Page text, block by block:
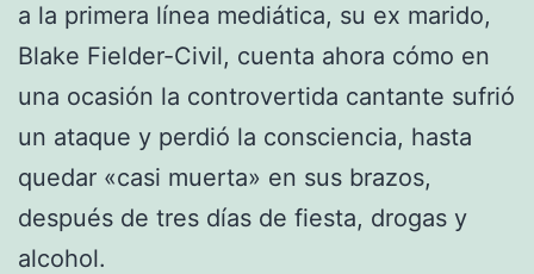
a la primera línea mediática, su ex marido,
Blake Fielder-Civil, cuenta ahora cómo en
una ocasión la controvertida cantante sufrió
un ataque y perdió la consciencia, hasta
quedar «casi muerta» en sus brazos,
después de tres días de fiesta, drogas y
alcohol.